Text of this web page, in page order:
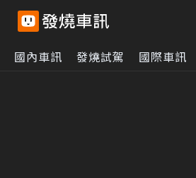
國內車訊 發燒試駕 國際車訊